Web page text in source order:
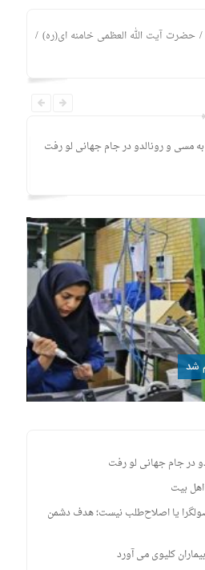
/ حضرت آیت الله العظمی خامنه ای(ره) /
مسی و رونالدو در جام جهانی لو رفت
شد
در جام جهانی لو رفت
بیت
یا اصلاح‌طلب نیست؛ هدف دشمن
کلیوی می آورد